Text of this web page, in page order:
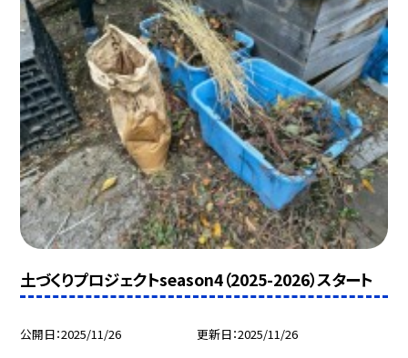
土づくりプロジェクトseason4（2025-2026）スタート
公開日 2025/11/26 更新日 2025/11/26